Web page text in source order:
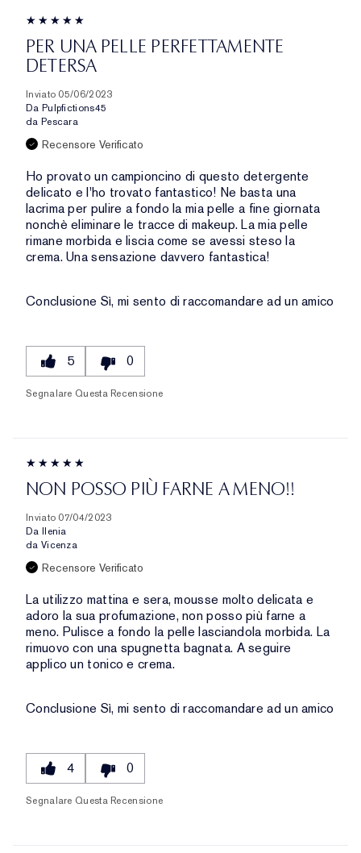
PER UNA PELLE PERFETTAMENTE
DETERSA
Inviato 05/06/2023
Da Pulpfictions45
da Pescara
Recensore Verificato
Ho provato un campioncino di questo detergente
delicato e l'ho trovato fantastico! Ne basta una
lacrima per pulire a fondo la mia pelle a fine giornata
nonchè eliminare le tracce di makeup. La mia pelle
rimane morbida e liscia come se avessi steso la
crema. Una sensazione davvero fantastica!
Conclusione Sì, mi sento di raccomandare ad un amico
5 0
Segnalare Questa Recensione
NON POSSO PIÙ FARNE A MENO!!
Inviato 07/04/2023
Da Ilenia
da Vicenza
Recensore Verificato
La utilizzo mattina e sera, mousse molto delicata e
adoro la sua profumazione, non posso più farne a
meno. Pulisce a fondo la pelle lasciandola morbida. La
rimuovo con una spugnetta bagnata. A seguire
applico un tonico e crema.
Conclusione Sì, mi sento di raccomandare ad un amico
4 0
Segnalare Questa Recensione